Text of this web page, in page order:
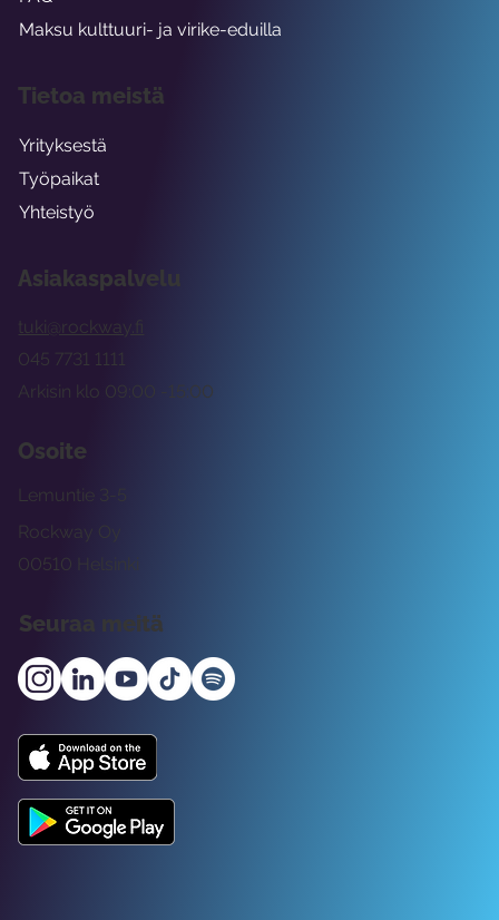
Asiakaspalvelu
tuki@rockway.fi
Arkisin klo 09:00 -15:00
045 7731 1111
Osoite
Rockway Oy
Lemuntie 3-5
00510 Helsinki
Seuraa meitä
Maksu kulttuuri- ja virike-eduilla
Tietoa meistä
Yrityksestä
Työpaikat
Yhteistyö